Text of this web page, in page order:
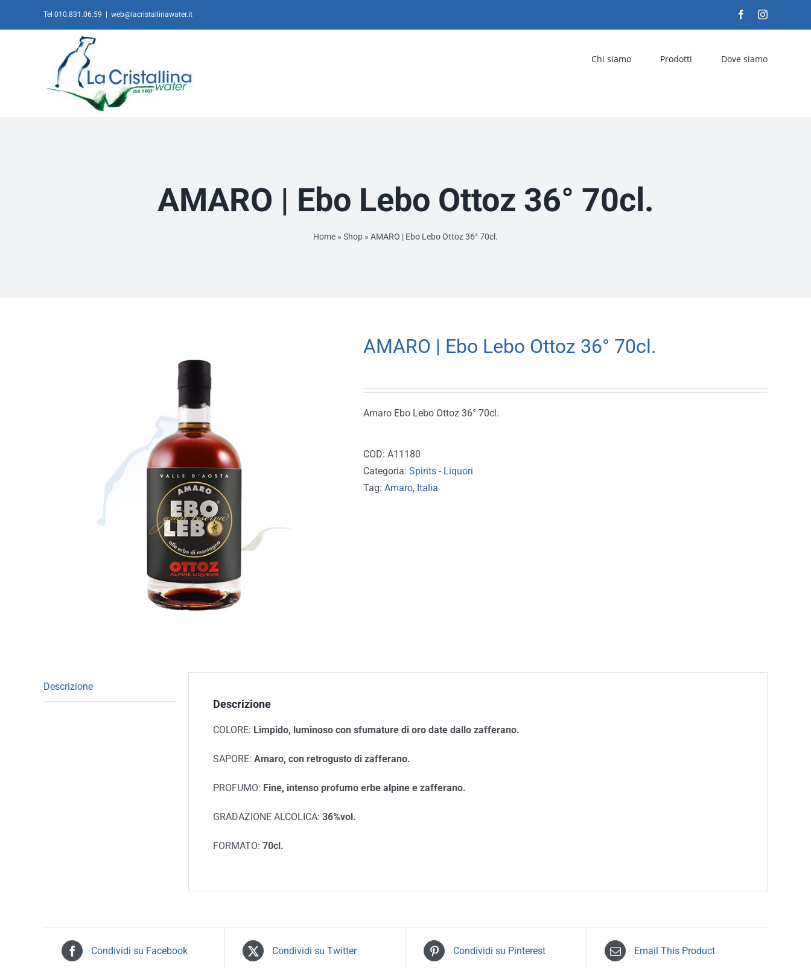
Tel 010.831.06.59 web@lacristallinawater.it FacebookInstagram
Chi siamo Prodotti Dove siamo
AMARO | Ebo Lebo Ottoz 36° 70cl.
Home » Shop » AMARO | Ebo Lebo Ottoz 36° 70cl.
AMARO | Ebo Lebo Ottoz 36° 70cl.
Amaro Ebo Lebo Ottoz 36° 70cl.
COD: A11180
Categoria: Spirits - Liquori
Tag: Amaro, Italia
Descrizione
Descrizione
COLORE: Limpido, luminoso con sfumature di oro date dallo zafferano.
SAPORE: Amaro, con retrogusto di zafferano.
PROFUMO: Fine, intenso profumo erbe alpine e zafferano.
GRADAZIONE ALCOLICA: 36%vol.
FORMATO: 70cl.
Condividi su Facebook Condividi su Twitter Condividi su Pinterest Email This Product